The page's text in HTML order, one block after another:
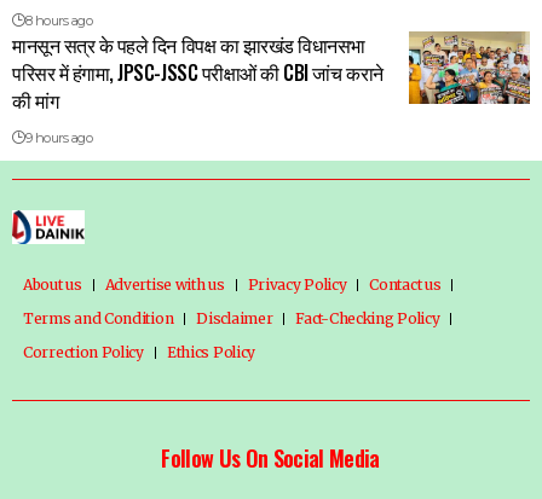
8 hours ago
मानसून सत्र के पहले दिन विपक्ष का झारखंड विधानसभा
परिसर में हंगामा, JPSC-JSSC परीक्षाओं की CBI जांच कराने
की मांग
9 hours ago
About us Advertise with us Privacy Policy
Contact us
Terms and Condition
Disclaimer
Fact-Checking Policy
Correction Policy
Ethics Policy
Follow Us On Social Media